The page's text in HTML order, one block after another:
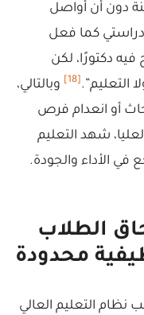
عام 2011، أُدرّس منذ 12 سنة دون أن أواصل
كما فعل
دكتورًا، لكن
التعليم”. [18]
وبالتالي،
أو انعدام فرص
شهد التعليم
في الأداء والجودة.
الطلاب
محدودة
التعليم العالي